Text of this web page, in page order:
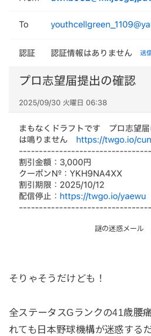
謎の迷惑メール
そりゃそうだけども！
全ステータスGランクの41歳腰
れても日本野球機構が迷惑するだ